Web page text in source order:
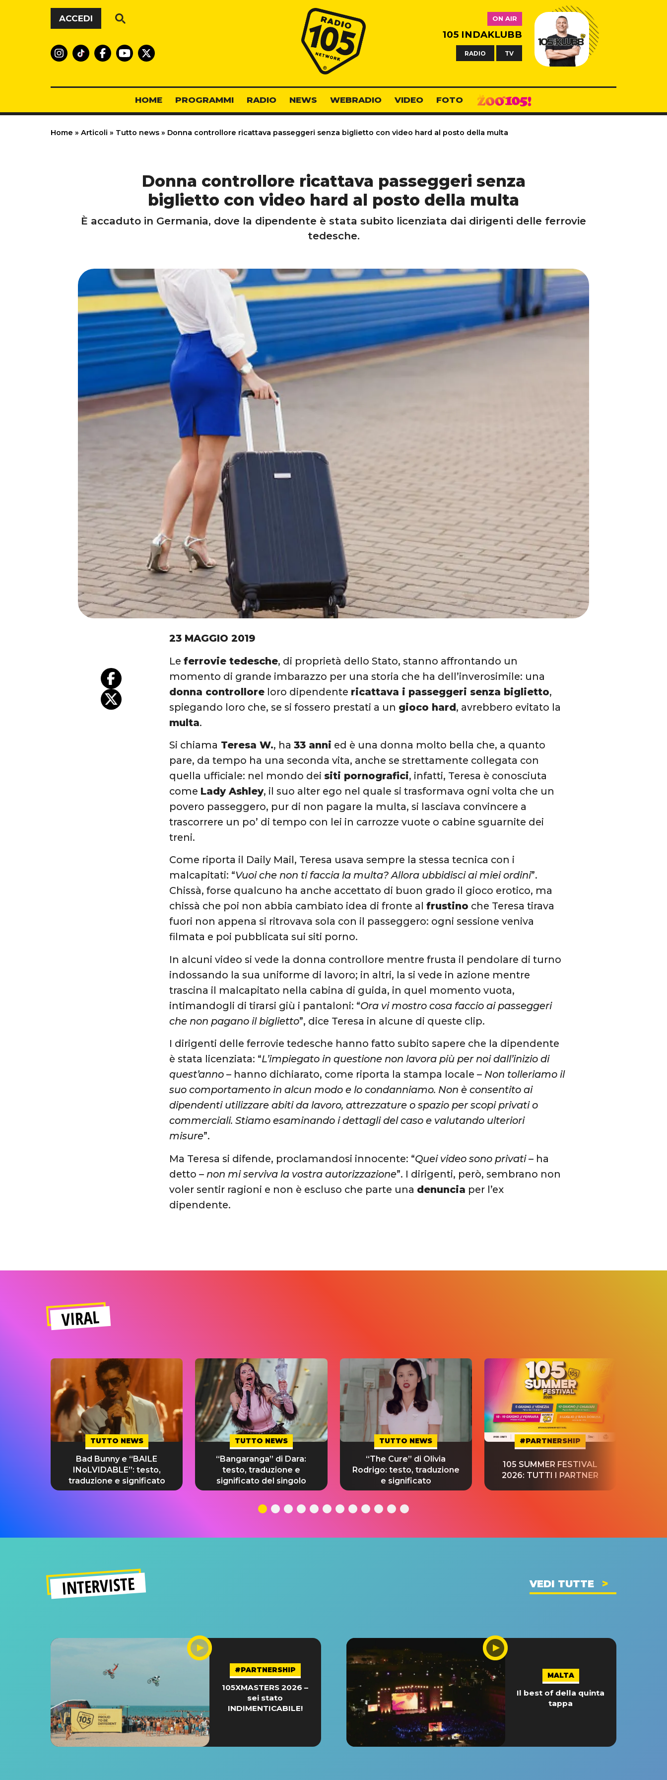
Vai al contenuto
ACCEDI
Radio 105
ON AIR
105 INDAKLUBB
RADIO TV
HOME PROGRAMMI RADIO NEWS WEBRADIO VIDEO FOTO
Home » Articoli » Tutto news » Donna controllore ricattava passeggeri senza biglietto con video hard al posto della multa
Donna controllore ricattava passeggeri senza
biglietto con video hard al posto della multa
È accaduto in Germania, dove la dipendente è stata subito licenziata dai dirigenti delle ferrovie
tedesche.
23 MAGGIO 2019
Leferrovie tedesche, di proprietà dello Stato, stanno affrontando un
momento di grande imbarazzo per una storia che ha dell’inverosimile: una
donna controllore loro dipendente ricattava i passeggeri senza biglietto,
spiegando loro che, se si fossero prestati a un gioco hard, avrebbero evitato la
multa.
Si chiama Teresa W., ha33 anni ed è una donna molto bella che, a quanto
pare, da tempo ha una seconda vita, anche se strettamente collegata con
quella ufficiale: nel mondo dei siti pornografici, infatti, Teresa è conosciuta
come Lady Ashley, il suo alter ego nel quale si trasformava ogni volta che un
povero passeggero, pur di non pagare la multa, si lasciava convincere a
trascorrere un po’ di tempo con lei in carrozze vuote o cabine sguarnite dei
treni.
Come riporta il Daily Mail, Teresa usava sempre la stessa tecnica con i
malcapitati: “Vuoi che non ti faccia la multa? Allora ubbidisci ai miei ordini”.
Chissà, forse qualcuno ha anche accettato di buon grado il gioco erotico, ma
chissà che poi non abbia cambiato idea di fronte alfrustino che Teresa tirava
fuori non appena si ritrovava sola con il passeggero: ogni sessione veniva
filmata e poi pubblicata sui siti porno.
In alcuni video si vede la donna controllore mentre frusta il pendolare di turno
indossando la sua uniforme di lavoro; in altri, la si vede in azione mentre
trascina il malcapitato nella cabina di guida, in quel momento vuota,
intimandogli di tirarsi giù i pantaloni: “Ora vi mostro cosa faccio ai passeggeri
che non pagano il biglietto”, dice Teresa in alcune di queste clip.
I dirigenti delle ferrovie tedesche hanno fatto subito sapere che la dipendente
è stata licenziata: “L’impiegato in questione non lavora più per noi dall’inizio di
quest’anno – hanno dichiarato, come riporta la stampa locale – Non tolleriamo il
suo comportamento in alcun modo e lo condanniamo. Non è consentito ai
dipendenti utilizzare abiti da lavoro, attrezzature o spazio per scopi privati ​​o
commerciali. Stiamo esaminando i dettagli del caso e valutando ulteriori
misure”.
Ma Teresa si difende, proclamandosi innocente: “Quei video sono privati– ha
detto – non mi serviva la vostra autorizzazione”. I dirigenti, però, sembrano non
voler sentir ragioni e non è escluso che parte una denuncia per l’ex
dipendente.
VIRAL
TUTTO NEWS
Bad Bunny e “BAILE
INoLVIDABLE”: testo,
traduzione e significato
TUTTO NEWS
“Bangaranga” di Dara:
testo, traduzione e
significato del singolo
TUTTO NEWS
“The Cure” di Olivia
Rodrigo: testo, traduzione
e significato
#PARTNERSHIP
105 SUMMER FESTIVAL
2026: TUTTI I PARTNER
INTERVISTE VEDI TUTTE
#PARTNERSHIP
105XMASTERS 2026 –
sei stato
INDIMENTICABILE!
MALTA
Il best of della quinta
tappa